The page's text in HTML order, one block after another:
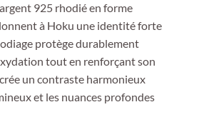
925 rhodié en forme
à Hoku une identité forte
protège durablement
tout en renforçant son
crée un contraste harmonieux
et les nuances profondes